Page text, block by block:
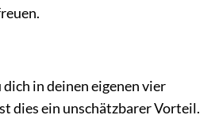
in deinen eigenen vier
dies ein unschätzbarer Vorteil.